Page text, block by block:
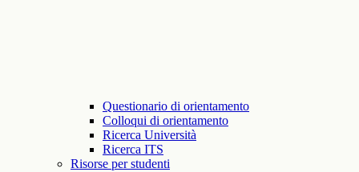
Questionario di orientamento
Colloqui di orientamento
Ricerca Università
Ricerca ITS
Risorse per studenti